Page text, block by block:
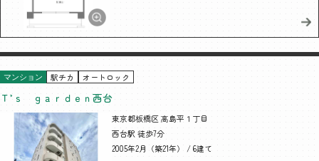
マンション 駅チカ オートロック
Ｔ’ｓ ｇａｒｄｅｎ西台
東京都板橋区 高島平１丁目
西台駅 徒歩7分
2005年2月（築21年） / 6建て